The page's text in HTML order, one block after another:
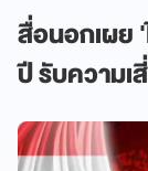
สื่อนอกเผย
ปี รับความ